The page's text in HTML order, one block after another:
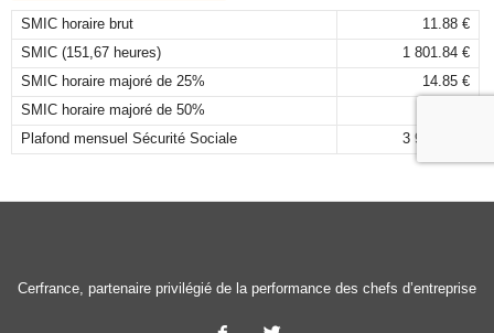
SMIC horaire brut
11.88 €
SMIC (151,67 heures)
1 801.84 €
SMIC horaire majoré de 25%
14.85 €
SMIC horaire majoré de 50%
Plafond mensuel Sécurité Sociale
3 925,00 €
Cerfrance, partenaire privilégié de la performance des chefs d’entreprise